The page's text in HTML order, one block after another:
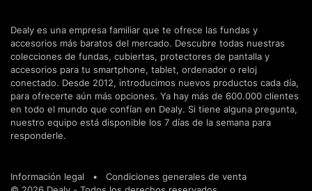
Dealy es una empresa familiar que te ofrece las fundas y
accesorios más baratos del mercado. Descubre todas nuestras
colecciones de fundas, cubiertas, protectores de pantalla y
accesorios para tu smartphone, tablet, ordenador o reloj
conectado. Desde 2012, introducimos nuevos productos cada día,
para ofrecerte aún más opciones. Ya hay más de 600.000 clientes
en todo el mundo que confían en Dealy. Si tiene alguna pregunta,
nuestro equipo está disponible los 7 días de la semana para
responderle.
Información legal • Condiciones generales de venta